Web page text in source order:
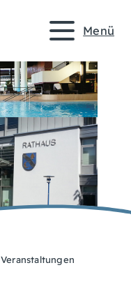
Menü
Veranstaltungen